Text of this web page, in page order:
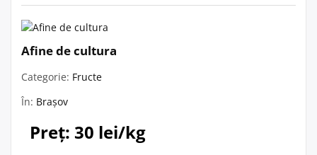
Afine de cultura
Categorie: Fructe
În: Brașov
Preț: 30 lei/kg